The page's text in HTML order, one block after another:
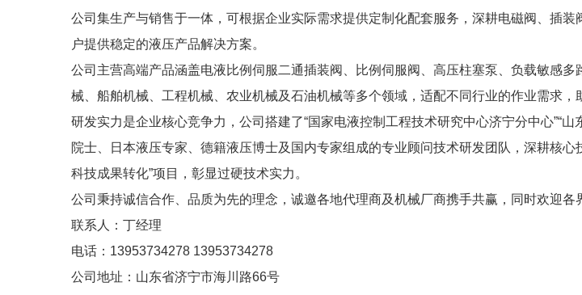
公司集生产与销售于一体，可根据企业实际需求提供定制化配套服务，深耕电磁阀、插
户提供稳定的液压产品解决方案。
公司主营高端产品涵盖电液比例伺服二通插装阀、比例伺服阀、高压柱塞泵、负载敏感
械、船舶机械、工程机械、农业机械及石油机械等多个领域，适配不同行业的作业需求，
研发实力是企业核心竞争力，公司搭建了“国家电液控制工程技术研究中心济宁分中心”“
院士、日本液压专家、德籍液压博士及国内专家组成的专业顾问技术研发团队，深耕核
科技成果转化”项目，彰显过硬技术实力。
公司秉持诚信合作、品质为先的理念，诚邀各地代理商及机械厂商携手共赢，同时欢迎
联系人：丁经理
电话：13953734278 13953734278
公司地址：山东省济宁市海川路66号